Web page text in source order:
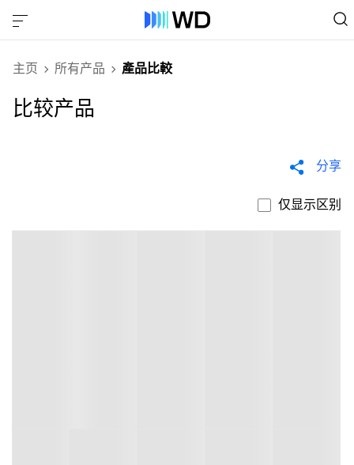
主页 所有产品 產品比較
比较产品
分享
仅显示区别